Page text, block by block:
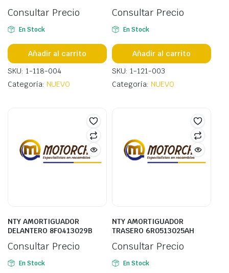
Consultar Precio
En Stock
Añadir al carrito
SKU: 1-118-004
Categoría: NUEVO
Consultar Precio
En Stock
Añadir al carrito
SKU: 1-121-003
Categoría: NUEVO
NTY AMORTIGUADOR
DELANTERO 8F0413029B
Consultar Precio
En Stock
NTY AMORTIGUADOR
TRASERO 6R0513025AH
Consultar Precio
En Stock